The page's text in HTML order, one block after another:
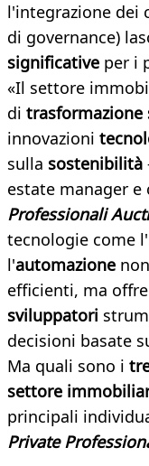
l'integrazione dei
di governance)
significative per i
«Il settore
di trasformazione
innovazioni
sulla sostenibilità
estate manager e
Professionali
tecnologie come l'
l'automazione
efficienti, ma
sviluppatori
decisioni basate
Ma quali sono i
settore
principali
Private